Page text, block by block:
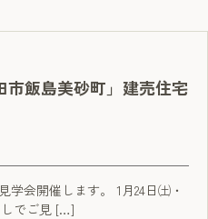
市飯島美砂町」建売住宅
学会開催します。 1月24日㈯・
でご見 […]